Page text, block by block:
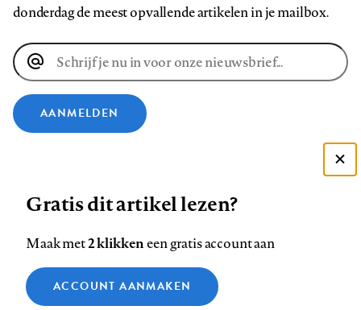
donderdag de meest opvallende artikelen in je mailbox.
E-
mailadres
AANMELDEN
ons
op
Facebook
ons
op
LinkedIn
ons
op
Bluesky
ons
op
Instagram
ons
op
YouTube
ons
Footer
Contact Colofon Disclaimer Privacy
Medische vragen verdienen
Gratis dit artikel lezen?
Maak met2 klikkeneen gratis account aan
ACCOUNT AANMAKEN
Zie onze cookie policy
Analytische cookies